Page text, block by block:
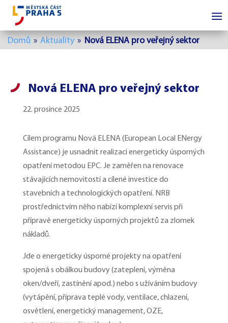
Domů » Aktuality » Nová ELENA pro veřejný sektor
Nová ELENA pro veřejný sektor
22. prosince 2025
Cílem programu Nová ELENA (European Local ENergy
Assistance) je usnadnit realizaci energeticky úsporných
opatření metodou EPC. Je zaměřen na renovace
stávajících nemovitostí a cílené investice do
stavebních a technologických opatření. NRB
prostřednictvím něho nabízí komplexní servis při
přípravě energeticky úsporných projektů za zlomek
nákladů.
Jde o energeticky úsporné projekty na opatření
spojená s obálkou budovy (zateplení, výměna
oken/dveří, zastínění apod.) nebo s užíváním budovy
(vytápění, příprava teplé vody, ventilace, chlazení,
osvětlení, energetický management, OZE,